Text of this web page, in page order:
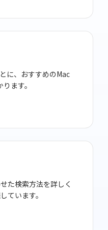
に、おすすめのMac
ます。
た検索方法を詳しく
ています。